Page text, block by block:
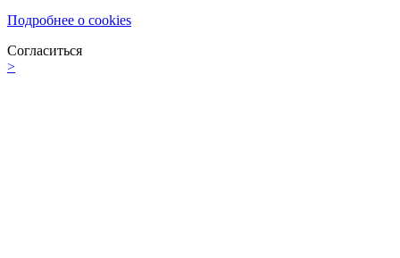
Подробнее о cookies
Согласиться
>